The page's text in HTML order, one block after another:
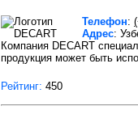
Телефон:
Адрес:
Компания DECART
продукция может быть
Рейтинг: 450